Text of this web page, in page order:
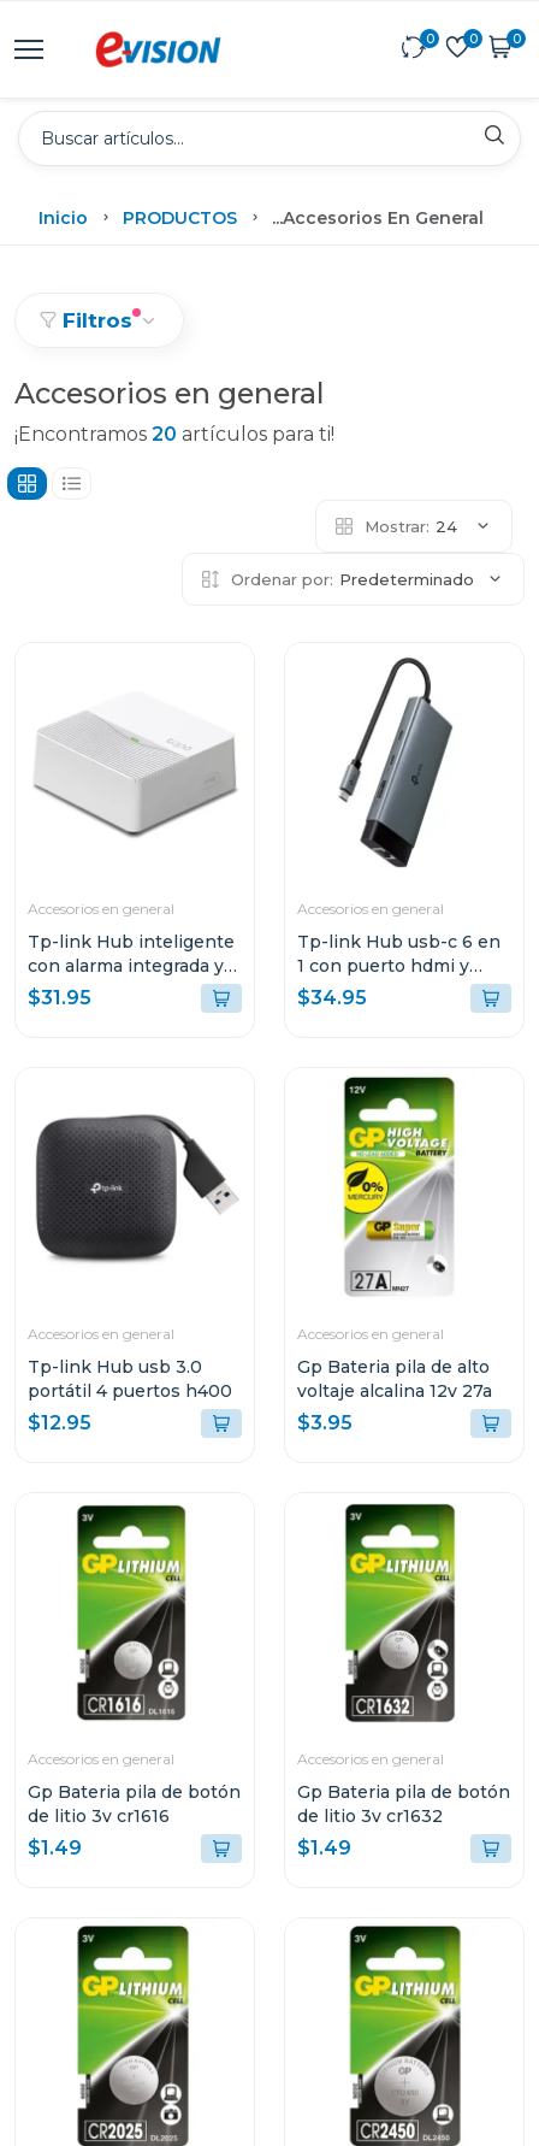
0 0 0
Inicio PRODUCTOS ...Accesorios En General
Filtros
Accesorios en general
¡Encontramos 20 artículos para ti!
Mostrar: 24
Ordenar por: Predeterminado
Accesorios en general
Tp-link Hub inteligente
con alarma integrada y
ranura microsd tapo
h200
$31.95
Accesorios en general
Tp-link Hub usb-c 6 en
1 con puerto hdmi y
carga rapida 100w
uh6120
$34.95
Accesorios en general
Tp-link Hub usb 3.0
portátil 4 puertos h400
$12.95
Accesorios en general
Gp Bateria pila de alto
voltaje alcalina 12v 27a
$3.95
Accesorios en general
Gp Bateria pila de botón
de litio 3v cr1616
$1.49
Accesorios en general
Gp Bateria pila de botón
de litio 3v cr1632
$1.49